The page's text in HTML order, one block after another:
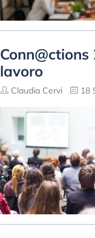
lavoro
Claudia Cervi 18